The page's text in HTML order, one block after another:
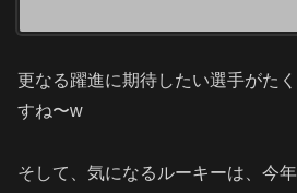
更なる躍進に期待したい選手がた
すね〜w
そして、気になるルーキーは、今